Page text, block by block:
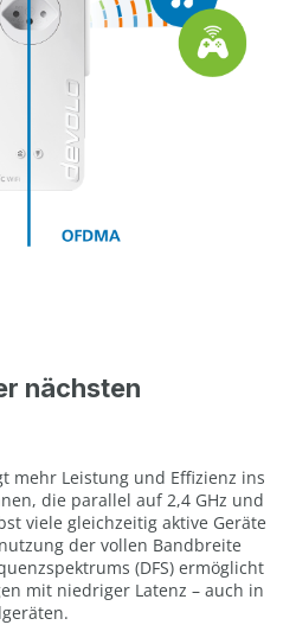
nächsten
mehr Leistung und Effizienz ins
die parallel auf 2,4 GHz und
viele gleichzeitig aktive Geräte
der vollen Bandbreite
(DFS) ermöglicht
mit niedriger Latenz – auch in